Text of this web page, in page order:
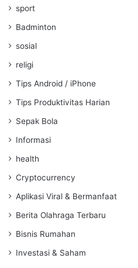
sport
Badminton
sosial
religi
Tips Android / iPhone
Tips Produktivitas Harian
Sepak Bola
Informasi
health
Cryptocurrency
Aplikasi Viral & Bermanfaat
Berita Olahraga Terbaru
Bisnis Rumahan
Investasi & Saham